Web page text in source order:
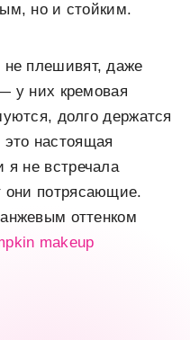
но и стойким.
плешивят, даже
у них кремовая
долго держатся
настоящая
я не встречала
они потрясающие.
оттенком
makeup